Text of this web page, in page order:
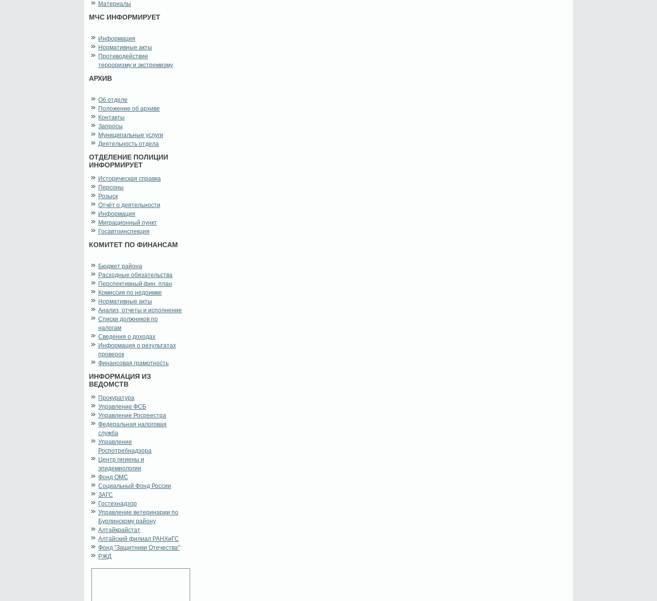
Материалы
МЧС ИНФОРМИРУЕТ
Информация
Нормативные акты
Противодействие
терроризму и экстремизму
АРХИВ
Об отделе
Положение об архиве
Контакты
Запросы
Муниципальные услуги
Деятельность отдела
ОТДЕЛЕНИЕ ПОЛИЦИИ
ИНФОРМИРУЕТ
Историческая справка
Персоны
Розыск
Отчёт о деятельности
Информация
Миграционный пункт
Госавтоинспекция
КОМИТЕТ ПО ФИНАНСАМ
Бюджет района
Расходные обязательства
Перспективный фин. план
Комиссия по недоимке
Нормативные акты
Анализ, отчеты и исполнение
Списки должников по
налогам
Сведения о доходах
Информация о результатах
проверок
Финансовая грамотность
ИНФОРМАЦИЯ ИЗ
ВЕДОМСТВ
Прокуратура
Управление ФСБ
Управление Росреестра
Федеральная налоговая
служба
Управление
Роспотребнадзора
Центр гигиены и
эпидемиологии
Фонд ОМС
Социальный Фонд России
ЗАГС
Гостехнадзор
Управление ветеринарии по
Бурлинскому району
Алтайкрайстат
Алтайский филиал РАНХиГС
Фонд "Защитники Отечества"
РЖД